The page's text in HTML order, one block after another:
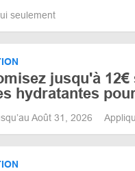
seulement
jusqu'à 12€
hydratantes
Août 31, 2026